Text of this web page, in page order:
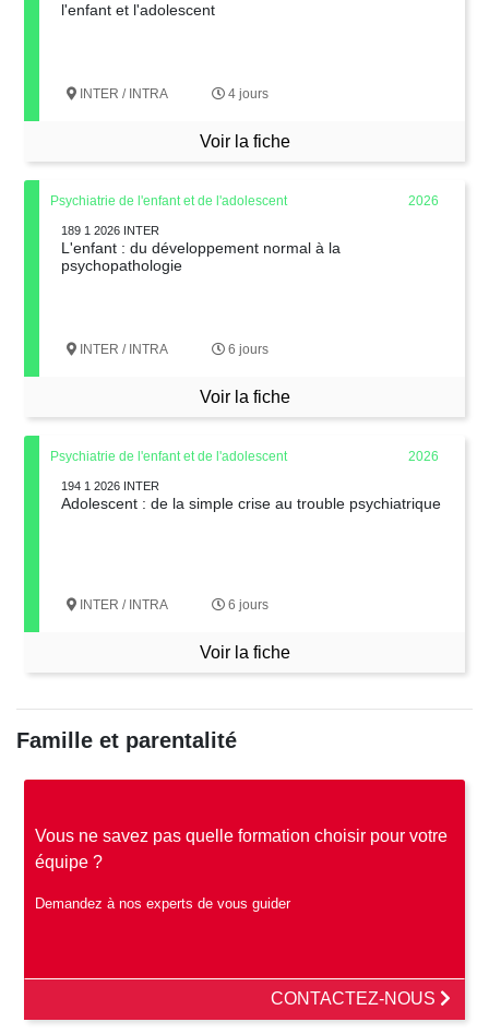
l'enfant et l'adolescent
INTER / INTRA 4 jours
Voir la fiche
Psychiatrie de l'enfant et de l'adolescent 2026
189 1 2026 INTER
L'enfant : du développement normal à la
psychopathologie
INTER / INTRA 6 jours
Voir la fiche
Psychiatrie de l'enfant et de l'adolescent 2026
194 1 2026 INTER
Adolescent : de la simple crise au trouble psychiatrique
INTER / INTRA 6 jours
Voir la fiche
Famille et parentalité
Vous ne savez pas quelle formation choisir pour votre
équipe ?
Demandez à nos experts de vous guider
CONTACTEZ-NOUS